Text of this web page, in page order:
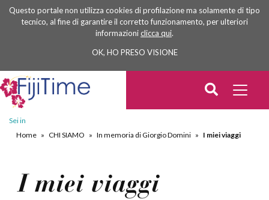
Questo portale non utilizza cookies di profilazione ma solamente di tipo
tecnico, al fine di garantire il corretto funzionamento, per ulteriori
informazioniclicca qui.
OK, HO PRESO VISIONE
Sei in
Home » CHI SIAMO » In memoria di Giorgio Domini » I miei viaggi
I miei viaggi